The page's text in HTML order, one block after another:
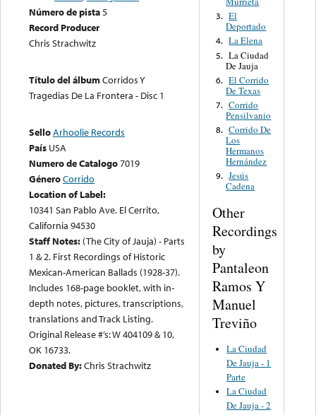
Número de pista5
Record Producer
Chris Strachwitz
Título del álbumCorridos Y
Tragedias De La Frontera - Disc 1
SelloArhoolie Records
País USA
Numero de Catalogo7019
GéneroCorrido
Location of Label:
10341 San Pablo Ave. El Cerrito,
California 94530
Staff Notes: (The City of Jauja) - Parts
1 & 2. First Recordings of Historic
Mexican-American Ballads (1928-37).
Includes 168-page booklet, with in-
depth notes, pictures, transcriptions,
translations and Track Listing.
Original Release #’s: W 404109 & 10,
OK 16733.
Donated By:Chris Strachwitz
3. El
Deportado
4. La Elena
5. La Ciudad
De Jauja
6. El Corrido
De Texas
7. Corrido
Pensilvanio
8. Corrido De
Los
Hermanos
Hernández
9. Jesús
Cadena
Other
Recordings
by
Pantaleon
Ramos Y
Manuel
Treviño
La Ciudad
De Jauja - 1
Parte
La Ciudad
De Jauja - 2